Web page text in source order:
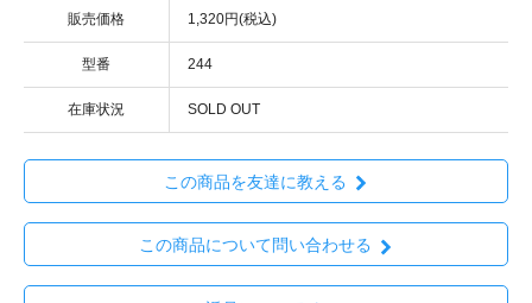
販売価格 1,320円(税込)
型番 244
在庫状況 SOLD OUT
この商品を友達に教える
この商品について問い合わせる